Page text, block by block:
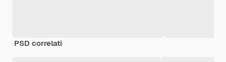
PSD correlati